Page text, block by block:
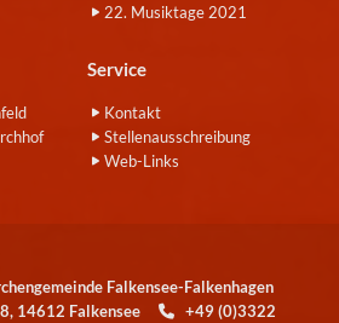
22. Musiktage 2021
Service
Kontakt
Stellenausschreibung
Web-Links
Falkensee-Falkenhagen
14612 Falkensee
+49 (0)3322